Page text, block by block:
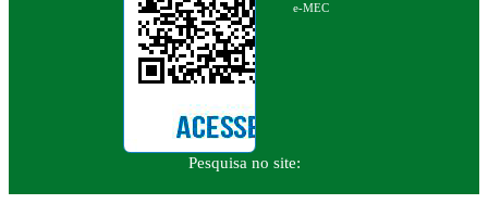
e-MEC
Pesquisa no site: